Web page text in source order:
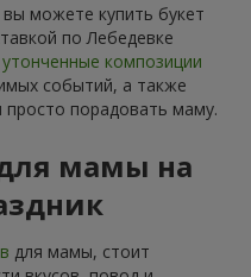
вы можете купить букет
по Лебедевке
утонченные композиции
событий, а также
порадовать маму.
мамы на
для мамы, стоит